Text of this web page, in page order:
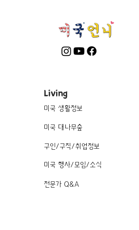
Living
미국 생활정보
미국 대나무숲
구인/구직/취업정보
미국 행사/모임/소식
전문가 Q&A